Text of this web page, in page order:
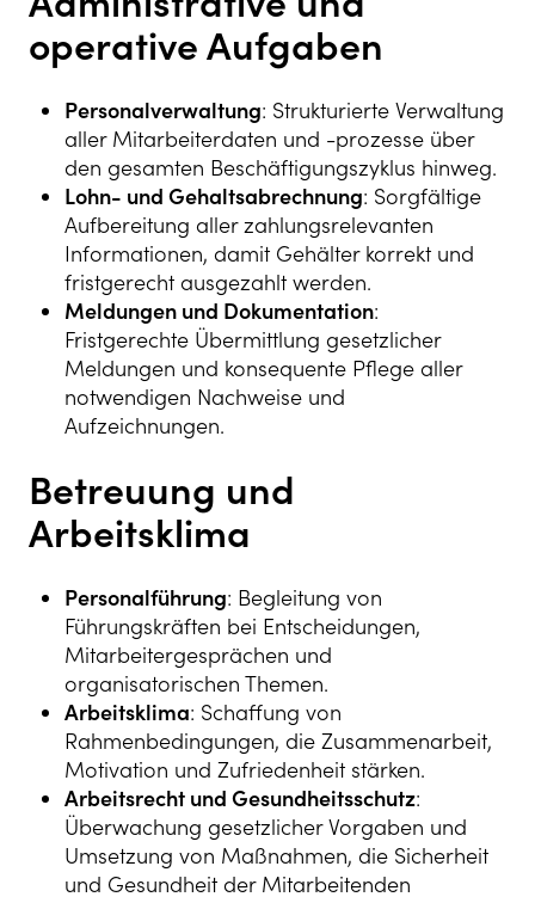
operative Aufgaben
Personalverwaltung: Strukturierte Verwaltung
aller Mitarbeiterdaten und -prozesse über
den gesamten Beschäftigungszyklus hinweg.
Lohn- und Gehaltsabrechnung: Sorgfältige
Aufbereitung aller zahlungsrelevanten
Informationen, damit Gehälter korrekt und
fristgerecht ausgezahlt werden.
Meldungen und Dokumentation:
Fristgerechte Übermittlung gesetzlicher
Meldungen und konsequente Pflege aller
notwendigen Nachweise und
Aufzeichnungen.
Betreuung und
Arbeitsklima
Personalführung: Begleitung von
Führungskräften bei Entscheidungen,
Mitarbeitergesprächen und
organisatorischen Themen.
Arbeitsklima: Schaffung von
Rahmenbedingungen, die Zusammenarbeit,
Motivation und Zufriedenheit stärken.
Arbeitsrecht und Gesundheitsschutz:
Überwachung gesetzlicher Vorgaben und
Umsetzung von Maßnahmen, die Sicherheit
und Gesundheit der Mitarbeitenden